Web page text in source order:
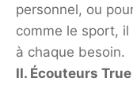
personnel, ou
comme le sport,
à chaque besoin.
II. Écouteurs